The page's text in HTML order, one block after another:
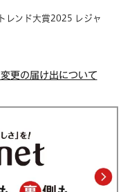
レンド大賞2025 レジャ
更の届け出について